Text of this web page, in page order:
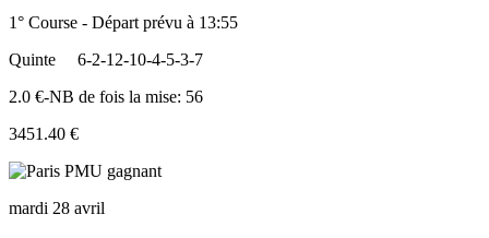
1° Course - Départ prévu à 13:55
Quinte
6-2-12-10-4-5-3-7
2.0 €-NB de fois la mise: 56
3451.40 €
mardi 28 avril